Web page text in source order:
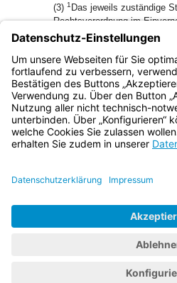
(3) 1 Das jeweils zuständige
Rechtsverordnung im
Staatsministerium die
Fachakademien fest; es
Fachrichtungen unterteilen.2
verschiedene
Bayern.de
BayernPortal
Impressum